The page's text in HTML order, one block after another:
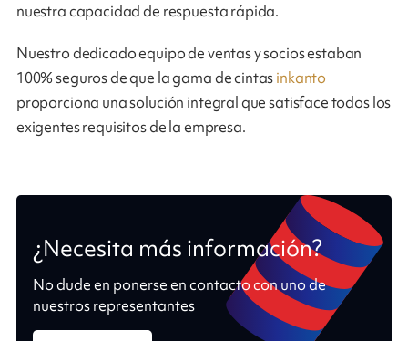
nuestra capacidad de respuesta rápida.
Nuestro dedicado equipo de ventas y socios estaban
100% seguros de que la gama de cintasinkanto
proporciona una solución integral que satisface todos los
exigentes requisitos de la empresa.
¿Necesita más información?
No dude en ponerse en contacto con uno de
nuestros representantes